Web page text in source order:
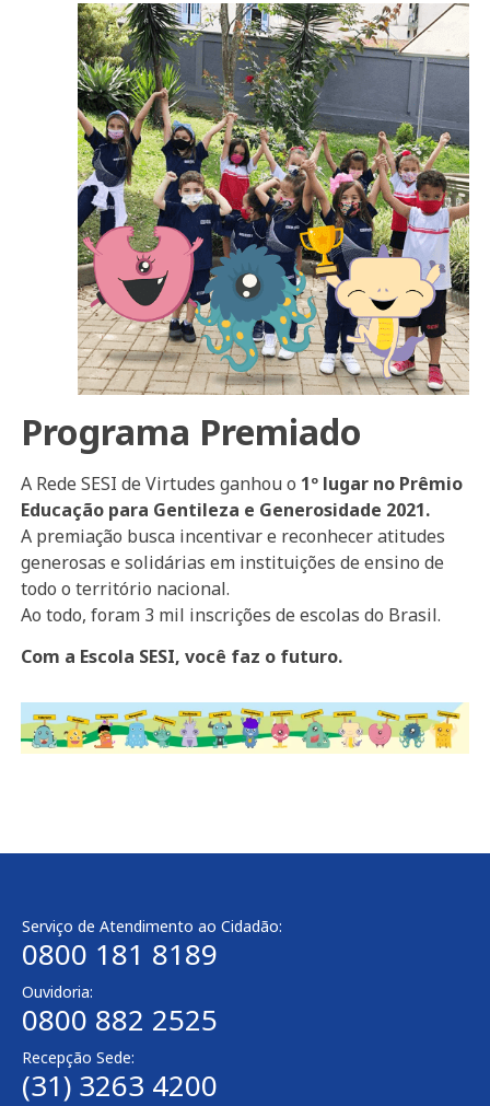
Programa Premiado
A Rede SESI de Virtudes ganhou o 1º lugar no Prêmio
Educação para Gentileza e Generosidade 2021.
A premiação busca incentivar e reconhecer atitudes
generosas e solidárias em instituições de ensino de
todo o território nacional.
Ao todo, foram 3 mil inscrições de escolas do Brasil.
Com a Escola SESI, você faz o futuro.
Serviço de Atendimento ao Cidadão:
0800 181 8189
Ouvidoria:
0800 882 2525
Recepção Sede:
(31) 3263 4200